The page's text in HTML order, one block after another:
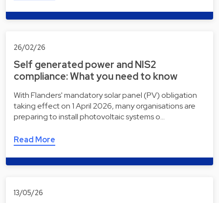
26/02/26
Self generated power and NIS2
compliance: What you need to know
With Flanders' mandatory solar panel (PV) obligation
taking effect on 1 April 2026, many organisations are
preparing to install photovoltaic systems o…
Read More
13/05/26